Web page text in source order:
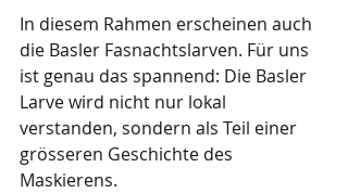
In diesem Rahmen erscheinen auch
die Basler Fasnachtslarven. Für uns
ist genau das spannend: Die Basler
Larve wird nicht nur lokal
verstanden, sondern als Teil einer
grösseren Geschichte des
Maskierens.